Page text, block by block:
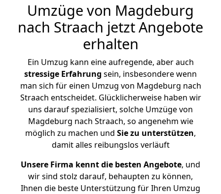
Umzüge von Magdeburg
nach Straach jetzt Angebote
erhalten
Ein Umzug kann eine aufregende, aber auch
stressige Erfahrung sein, insbesondere wenn
man sich für einen Umzug von Magdeburg nach
Straach entscheidet. Glücklicherweise haben wir
uns darauf spezialisiert, solche Umzüge von
Magdeburg nach Straach, so angenehm wie
möglich zu machen und Sie zu unterstützen,
damit alles reibungslos verläuft
Unsere Firma kennt die besten Angebote, und
wir sind stolz darauf, behaupten zu können,
Ihnen die beste Unterstützung für Ihren Umzug